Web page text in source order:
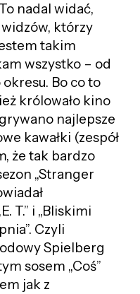
nadal widać,
widzów, którzy
takim
wszystko – od
Bo co to
królowało kino
najlepsze
kawałki (zespół
że tak bardzo
„Stranger
T.” i „Bliskimi
Czyli
Spielberg
sosem „Coś”
jak z